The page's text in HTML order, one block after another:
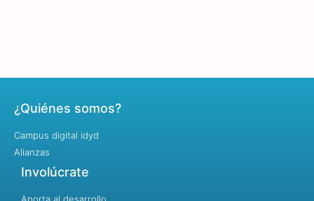
¿Quiénes somos?
Campus digital idyd
Alianzas
Involúcrate